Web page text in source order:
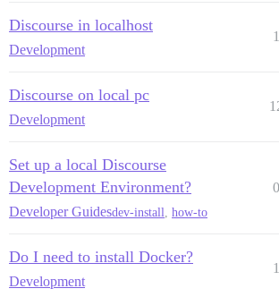
Discourse in localhost
Development
1
Discourse on local pc
Development
Set up a local Discourse
Development Environment?
Developer Guidesdev-install how-to
0
Do I need to install Docker?
Development
1